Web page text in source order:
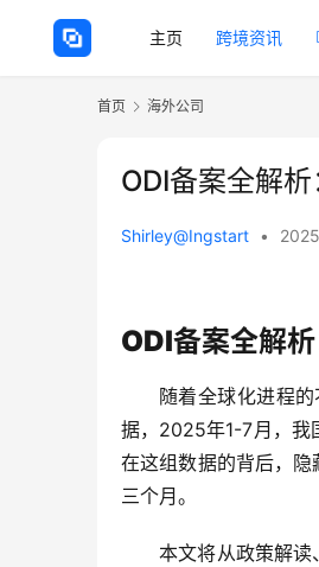
主页 跨境资讯
首页 海外公司
ODI备案全解
Shirley@Ingstart •
ODI备案全解
随着全球化进程
据，2025年1-7月，我
在这组数据的背后，
三个月。
本文将从政策解读